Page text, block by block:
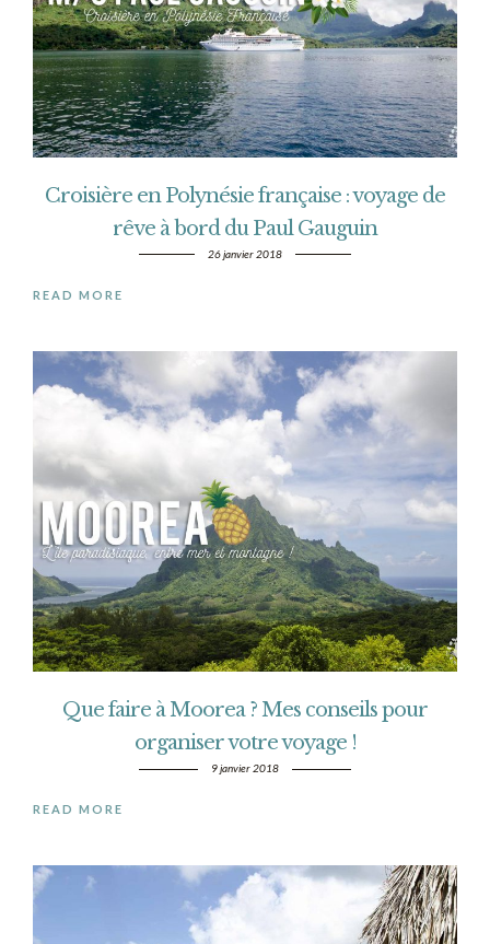
Croisière en Polynésie française : voyage de
rêve à bord du Paul Gauguin
26 janvier 2018
READ MORE
Que faire à Moorea ? Mes conseils pour
organiser votre voyage !
9 janvier 2018
READ MORE